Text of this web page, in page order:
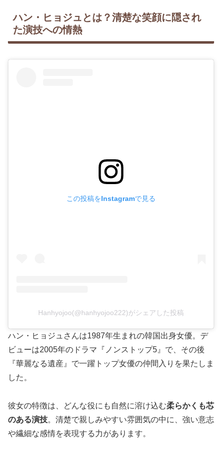
ハン・ヒョジュとは？清楚な笑顔に隠され
た演技への情熱
この投稿をInstagramで見る
Hanhyojoo(@hanhyojoo222)がシェアした投稿
ハン・ヒョジュさんは1987年生まれの韓国出身女優。デ
ビューは2005年のドラマ『ノンストップ5』で、その後
『華麗なる遺産』で一躍トップ女優の仲間入りを果たしま
した。
彼女の特徴は、どんな役にも自然に溶け込む柔らかくも芯
のある演技。清楚で親しみやすい雰囲気の中に、強い意志
や繊細な感情を表現する力があります。